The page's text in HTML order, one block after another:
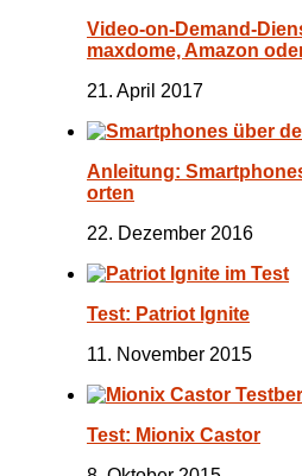
Video-on-Demand-
maxdome, Amazon
21. April 2017
Anleitung:
orten
22. Dezember 2016
Test: Patriot Ignite
11. November 2015
Test: Mionix Castor